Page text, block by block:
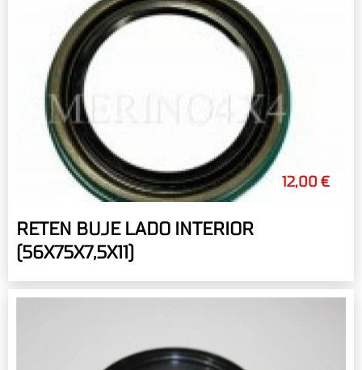
12,00 €
RETEN BUJE LADO INTERIOR
(56X75X7,5X11)